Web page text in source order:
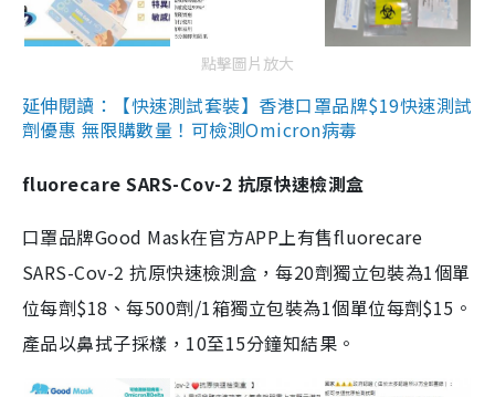
點擊圖片放大
延伸閱讀：【快速測試套裝】香港口罩品牌$19快速測試
劑優惠 無限購數量！可檢測Omicron病毒
fluorecare SARS-Cov-2 抗原快速檢測盒
口罩品牌Good Mask在官方APP上有售fluorecare
SARS-Cov-2 抗原快速檢測盒，每20劑獨立包裝為1個單
位每劑$18、每500劑/1箱獨立包裝為1個單位每劑$15。
產品以鼻拭子採樣，10至15分鐘知結果。